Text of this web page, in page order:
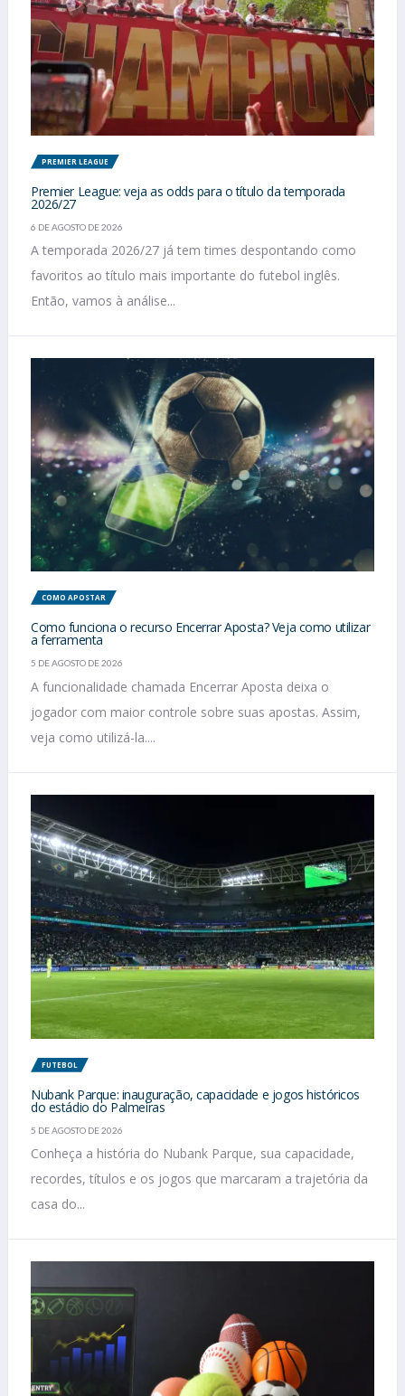
PREMIER LEAGUE
Premier League: veja as odds para o título da temporada
2026/27
6 DE AGOSTO DE 2026
A temporada 2026/27 já tem times despontando como
favoritos ao título mais importante do futebol inglês.
Então, vamos à análise...
COMO APOSTAR
Como funciona o recurso Encerrar Aposta? Veja como utilizar
a ferramenta
5 DE AGOSTO DE 2026
A funcionalidade chamada Encerrar Aposta deixa o
jogador com maior controle sobre suas apostas. Assim,
veja como utilizá-la....
FUTEBOL
Nubank Parque: inauguração, capacidade e jogos históricos
do estádio do Palmeiras
5 DE AGOSTO DE 2026
Conheça a história do Nubank Parque, sua capacidade,
recordes, títulos e os jogos que marcaram a trajetória da
casa do...